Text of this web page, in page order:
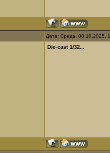
Дата: Среда, 08.10.2025,
Die-cast 1/32...